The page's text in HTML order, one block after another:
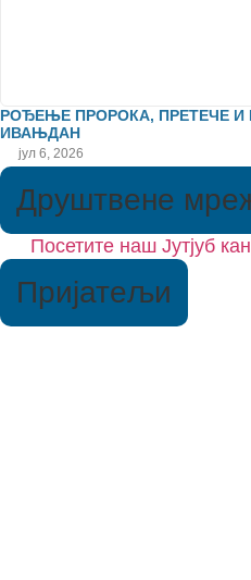
РОЂЕЊЕ ПРОРОКА, ПРЕТЕЧЕ И
ИВАЊДАН
јул 6, 2026
Друштвене
Посетите наш Јутјуб
Пријатељи